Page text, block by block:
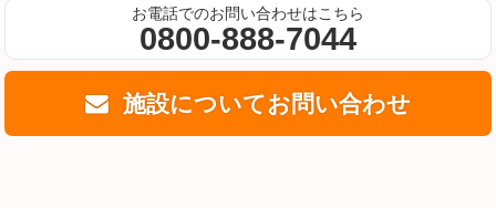
お電話でのお問い合わせはこちら
0800-888-7044
施設についてお問い合わせ